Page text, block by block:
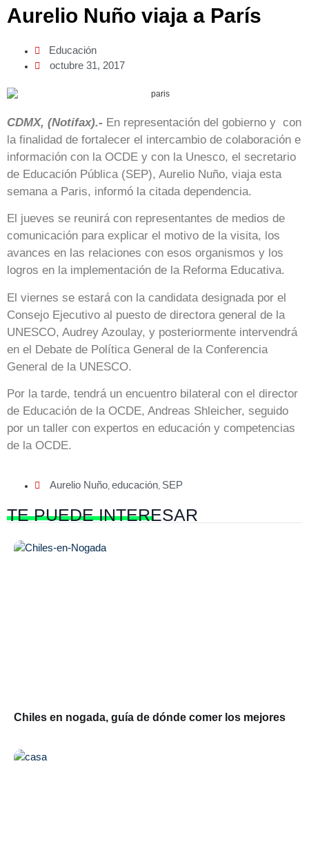
Aurelio Nuño viaja a París
Educación
octubre 31, 2017
CDMX, (Notifax).- En representación del gobierno y con
la finalidad de fortalecer el intercambio de colaboración e
información con la OCDE y con la Unesco, el secretario
de Educación Pública (SEP), Aurelio Nuño, viaja esta
semana a Paris, informó la citada dependencia.
El jueves se reunirá con representantes de medios de
comunicación para explicar el motivo de la visita, los
avances en las relaciones con esos organismos y los
logros en la implementación de la Reforma Educativa.
El viernes se estará con la candidata designada por el
Consejo Ejecutivo al puesto de directora general de la
UNESCO, Audrey Azoulay, y posteriormente intervendrá
en el Debate de Política General de la Conferencia
General de la UNESCO.
Por la tarde, tendrá un encuentro bilateral con el director
de Educación de la OCDE, Andreas Shleicher, seguido
por un taller con expertos en educación y competencias
de la OCDE.
Aurelio Nuño, educación, SEP
TE PUEDEINTERESAR
Chiles en nogada, guía de dónde comer los mejores